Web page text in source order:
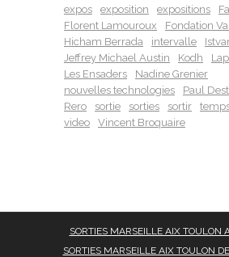
expos
exposition expositions
Florent Lamouroux
Fondation
Hicham Berrada
intervalle
Jeffrey Michael Austin
Kodh
Les Ensaders
Nadine Grenier
nouvelles technologies
Paul
Rero
sortie sorties sortir
video
Vincent Broquaire
SORTIES MARSEILLE AIX TOULON
SORTIES MARSEILLE AIX TOULON